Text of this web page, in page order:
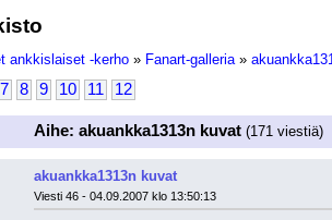
ankkislaiset -kerho » Fanart-galleria »
7 8 9 10 11 12
Aihe: akuankka1313n kuvat (171 viestiä)
akuankka1313n kuvat
Viesti 46 - 04.09.2007 klo 13:50:13